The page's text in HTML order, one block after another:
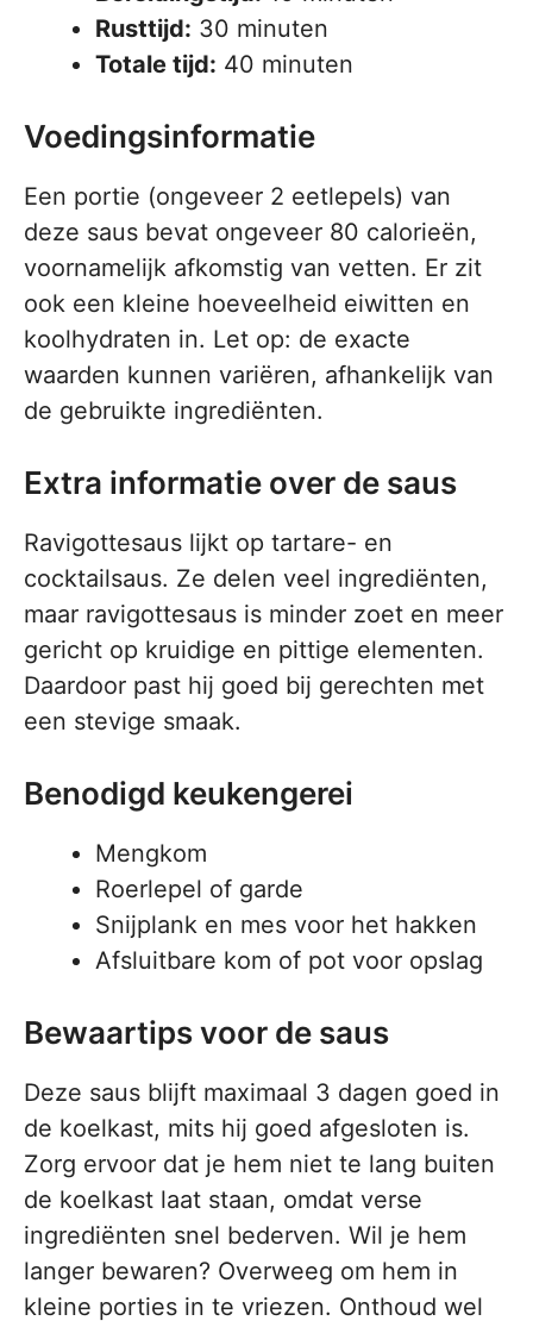
Rusttijd: 30 minuten
Totale tijd: 40 minuten
Voedingsinformatie
Een portie (ongeveer 2 eetlepels) van
deze saus bevat ongeveer 80 calorieën,
voornamelijk afkomstig van vetten. Er zit
ook een kleine hoeveelheid eiwitten en
koolhydraten in. Let op: de exacte
waarden kunnen variëren, afhankelijk van
de gebruikte ingrediënten.
Extra informatie over de saus
Ravigottesaus lijkt op tartare- en
cocktailsaus. Ze delen veel ingrediënten,
maar ravigottesaus is minder zoet en meer
gericht op kruidige en pittige elementen.
Daardoor past hij goed bij gerechten met
een stevige smaak.
Benodigd keukengerei
Mengkom
Roerlepel of garde
Snijplank en mes voor het hakken
Afsluitbare kom of pot voor opslag
Bewaartips voor de saus
Deze saus blijft maximaal 3 dagen goed in
de koelkast, mits hij goed afgesloten is.
Zorg ervoor dat je hem niet te lang buiten
de koelkast laat staan, omdat verse
ingrediënten snel bederven. Wil je hem
langer bewaren? Overweeg om hem in
kleine porties in te vriezen. Onthoud wel